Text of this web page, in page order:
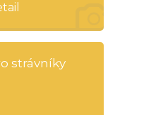
strávníky